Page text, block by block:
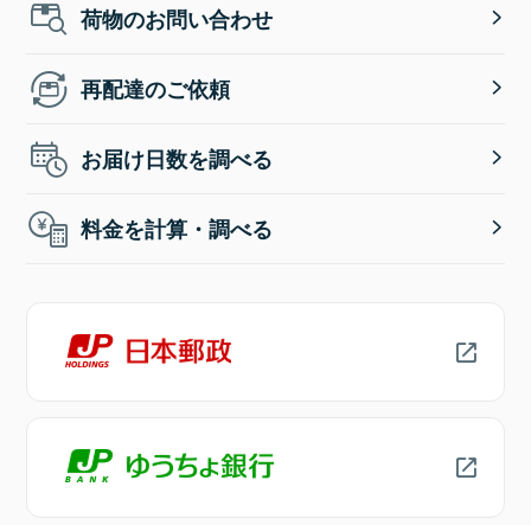
荷物のお問い合わせ
再配達のご依頼
お届け日数を調べる
料金を計算・調べる